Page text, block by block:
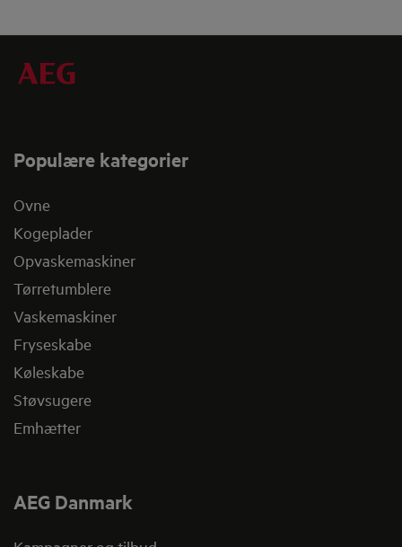
Populære kategorier
Ovne
Kogeplader
Opvaskemaskiner
Tørretumblere
Vaskemaskiner
Fryseskabe
Køleskabe
Støvsugere
Emhætter
AEG Danmark